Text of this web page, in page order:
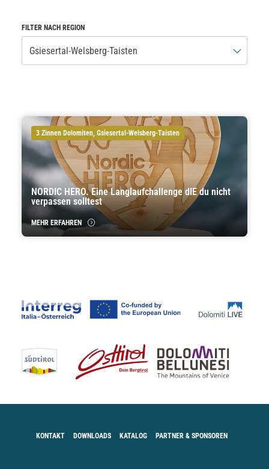
FILTER NACH REGION
Gsiesertal-Welsberg-Taisten
3 Zinnen Dolomiten, Gsiesertal-Welsberg-Taisten
NORDIC HERO. Eine Langlaufchallenge dIE du nicht
verpassen solltest
MEHR ERFAHREN
KONTAKT DOWNLOADS KATALOG PARTNER & SPONSOREN